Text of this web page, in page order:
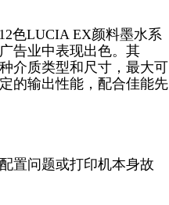
色LUCIA EX颜料墨水系
告业中表现出色。其
介质类型和尺寸，最大可
的输出性能，配合佳能先
置问题或打印机本身故